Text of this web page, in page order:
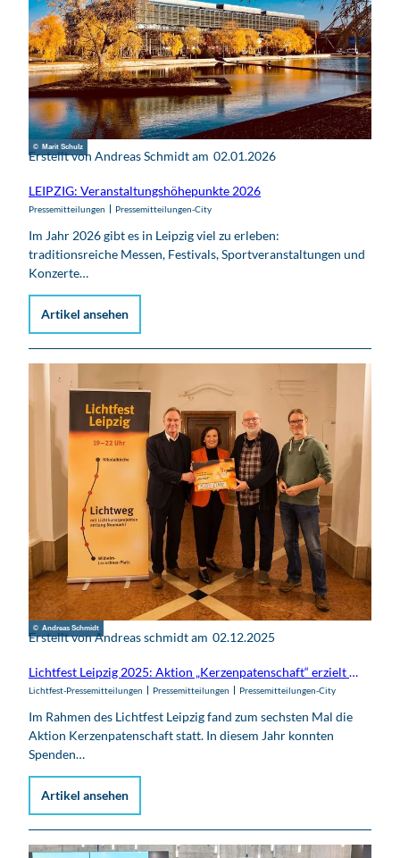
© Marit Schulz
Erstellt von Andreas Schmidt am 02.01.2026
LEIPZIG: Veranstaltungshöhepunkte 2026
Pressemitteilungen Pressemitteilungen-City
Im Jahr 2026 gibt es in Leipzig viel zu erleben:
traditionsreiche Messen, Festivals, Sportveranstaltungen und
Konzerte…
Artikel ansehen
© Andreas Schmidt
Erstellt von Andreas schmidt am 02.12.2025
Lichtfest Leipzig 2025: Aktion „Kerzenpatenschaft“ erzielt 5.000 Euro - Spende geht an „Die VILLA"
Lichtfest-Pressemitteilungen Pressemitteilungen Pressemitteilungen-City
Im Rahmen des Lichtfest Leipzig fand zum sechsten Mal die
Aktion Kerzenpatenschaft statt. In diesem Jahr konnten
Spenden…
Artikel ansehen